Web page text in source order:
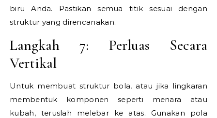
biru Anda. Pastikan semua titik sesuai dengan
struktur yang direncanakan.
Langkah 7: Perluas Secara
Vertikal
Untuk membuat struktur bola, atau jika lingkaran
membentuk komponen seperti menara atau
kubah, teruslah melebar ke atas. Gunakan pola